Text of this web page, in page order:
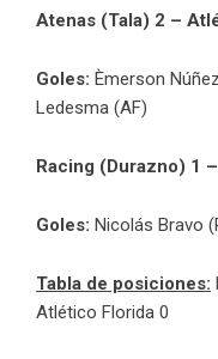
Atenas (Tala) 2 –
Goles: Èmerson
Ledesma (AF)
Racing (Durazno) 1
Goles: Nicolás Bravo
Tabla de posiciones:
Atlético Florida 0